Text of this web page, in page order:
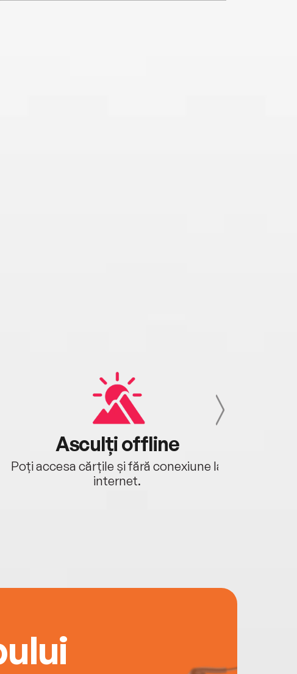
Asculți offline
Poți accesa cărțile și fără conexiune la
internet.